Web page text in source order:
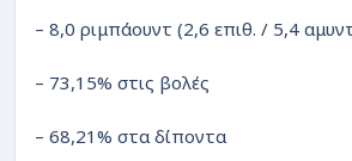
– 8,0 ριμπάουντ (2,6 επιθ. / 5,4
– 73,15% στις βολές
– 68,21% στα δίποντα